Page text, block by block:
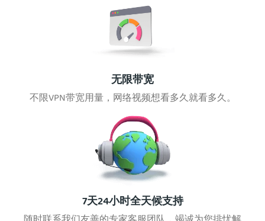
无限带宽
不限VPN带宽用量，网络视频想看多久就看多久。
7天24小时全天候支持